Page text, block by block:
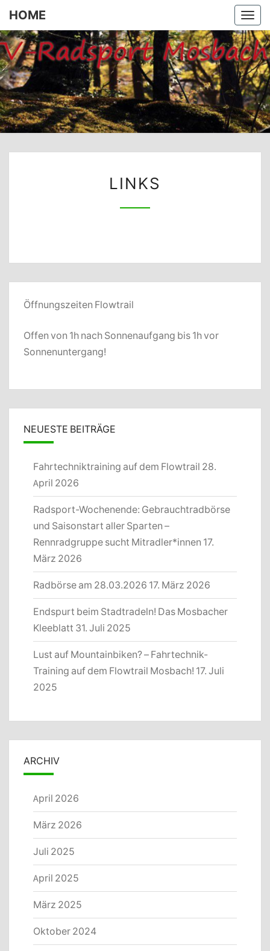
HOME
HOME
LINKS
Öffnungszeiten Flowtrail
Offen von 1h nach Sonnenaufgang bis 1h vor
Sonnenuntergang!
NEUESTE BEITRÄGE
Fahrtechniktraining auf dem Flowtrail 28.
April 2026
Radsport-Wochenende: Gebrauchtradbörse
und Saisonstart aller Sparten –
Rennradgruppe sucht Mitradler*innen 17.
März 2026
Radbörse am 28.03.2026 17. März 2026
Endspurt beim Stadtradeln! Das Mosbacher
Kleeblatt 31. Juli 2025
Lust auf Mountainbiken? – Fahrtechnik-
Training auf dem Flowtrail Mosbach! 17. Juli
2025
ARCHIV
April 2026
März 2026
Juli 2025
April 2025
März 2025
Oktober 2024